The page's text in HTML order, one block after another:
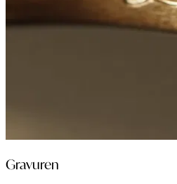
Gravuren